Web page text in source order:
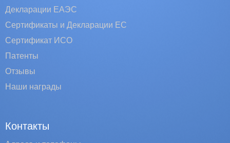
Декларации ЕАЭС
Сертификаты и Декларации EC
Сертификат ИСО
Патенты
Отзывы
Наши награды
Контакты